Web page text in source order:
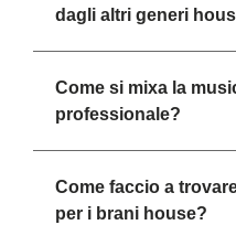
dagli altri generi
Come si mixa la
professionale?
Come faccio a
per i brani house?